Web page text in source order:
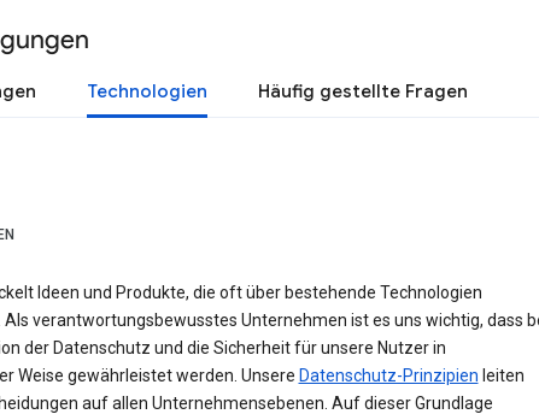
Technologien Häufig gestellte Fragen
Ideen und Produkte, die oft über bestehende Technologien
Als verantwortungsbewusstes Unternehmen ist es uns wichtig, dass
der Datenschutz und die Sicherheit für unsere Nutzer in
Weise gewährleistet werden. Unsere Datenschutz-Prinzipien leiten
auf allen Unternehmensebenen. Auf dieser Grundlage